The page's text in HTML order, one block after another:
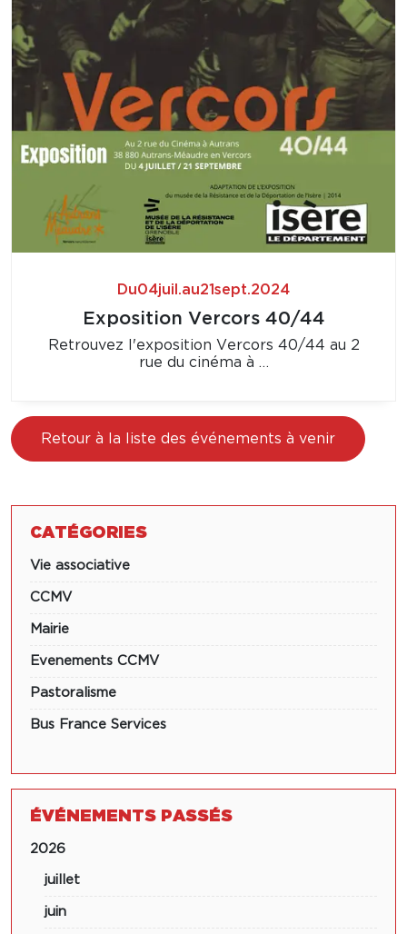
Du04juil.au21sept.2024
Exposition Vercors 40/44
Retrouvez l'exposition Vercors 40/44 au 2
rue du cinéma à …
Retour à la liste des événements à venir
CATÉGORIES
Vie associative
CCMV
Mairie
Evenements CCMV
Pastoralisme
Bus France Services
ÉVÉNEMENTS PASSÉS
2026
juillet
juin